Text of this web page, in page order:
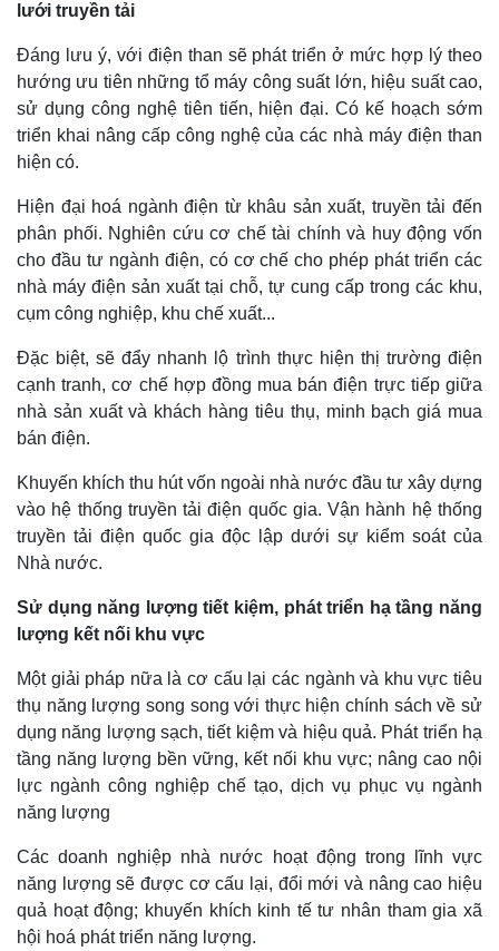
Bất động sản
Khởi nghiệp
Giá vàng
Tiêu dùng
Tỷ giá
lưới truyền tải
Đáng lưu ý, với điện than sẽ phát triển ở mức hợp lý theo
hướng ưu tiên những tổ máy công suất lớn, hiệu suất cao,
sử dụng công nghệ tiên tiến, hiện đại. Có kế hoạch sớm
triển khai nâng cấp công nghệ của các nhà máy điện than
hiện có.
Hiện đại hoá ngành điện từ khâu sản xuất, truyền tải đến
phân phối. Nghiên cứu cơ chế tài chính và huy động vốn
cho đầu tư ngành điện, có cơ chế cho phép phát triển các
nhà máy điện sản xuất tại chỗ, tự cung cấp trong các khu,
cụm công nghiệp, khu chế xuất...
Đặc biệt, sẽ đẩy nhanh lộ trình thực hiện thị trường điện
cạnh tranh, cơ chế hợp đồng mua bán điện trực tiếp giữa
nhà sản xuất và khách hàng tiêu thụ, minh bạch giá mua
bán điện.
Khuyến khích thu hút vốn ngoài nhà nước đầu tư xây dựng
vào hệ thống truyền tải điện quốc gia. Vận hành hệ thống
truyền tải điện quốc gia độc lập dưới sự kiểm soát của
Nhà nước.
Sử dụng năng lượng tiết kiệm, phát triển hạ tầng năng
lượng kết nối khu vực
Một giải pháp nữa là cơ cấu lại các ngành và khu vực tiêu
thụ năng lượng song song với thực hiện chính sách về sử
dụng năng lượng sạch, tiết kiệm và hiệu quả. Phát triển hạ
tầng năng lượng bền vững, kết nối khu vực; nâng cao nội
lực ngành công nghiệp chế tạo, dịch vụ phục vụ ngành
năng lượng
Các doanh nghiệp nhà nước hoạt động trong lĩnh vực
năng lượng sẽ được cơ cấu lại, đổi mới và nâng cao hiệu
quả hoạt động; khuyến khích kinh tế tư nhân tham gia xã
hội hoá phát triển năng lượng.